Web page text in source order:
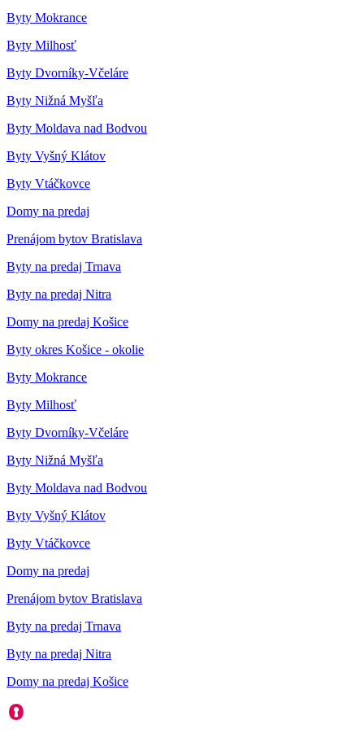
Byty Mokrance
Byty Milhosť
Byty Dvorníky-Včeláre
Byty Nižná Myšľa
Byty Moldava nad Bodvou
Byty Vyšný Klátov
Byty Vtáčkovce
Domy na predaj
Prenájom bytov Bratislava
Byty na predaj Trnava
Byty na predaj Nitra
Domy na predaj Košice
Byty okres Košice - okolie
Byty Mokrance
Byty Milhosť
Byty Dvorníky-Včeláre
Byty Nižná Myšľa
Byty Moldava nad Bodvou
Byty Vyšný Klátov
Byty Vtáčkovce
Domy na predaj
Prenájom bytov Bratislava
Byty na predaj Trnava
Byty na predaj Nitra
Domy na predaj Košice